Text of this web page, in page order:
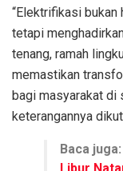
“Elektrifikasi
tetapi
tenang, ramah
memastikan
bagi masyarakat di
keterangannya
Baca juga: